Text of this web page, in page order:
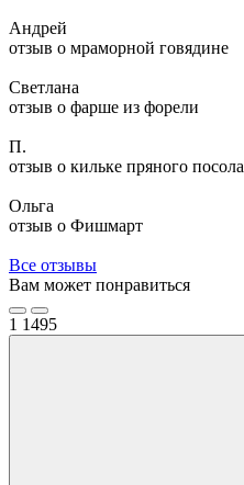
Андрей
отзыв о мраморной говядине
Светлана
отзыв о фарше из форели
П.
отзыв о кильке пряного посола
Ольга
отзыв о Фишмарт
Все отзывы
Вам может понравиться
1 1495